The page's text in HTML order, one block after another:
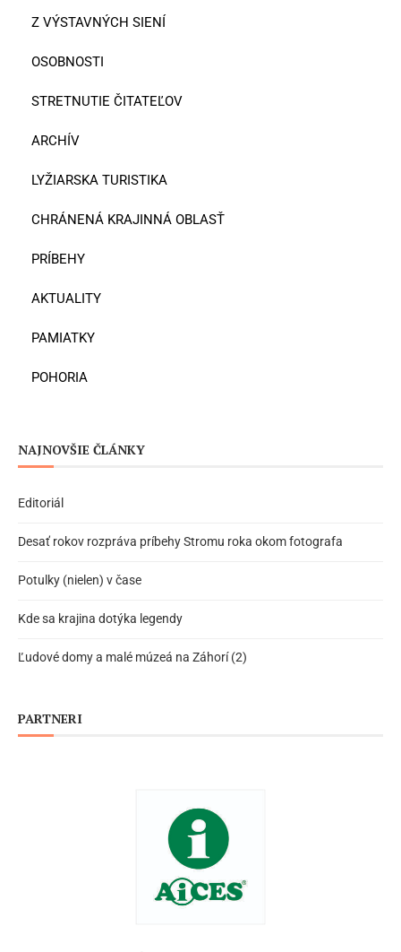
Z VÝSTAVNÝCH SIENÍ
OSOBNOSTI
STRETNUTIE ČITATEĽOV
ARCHÍV
LYŽIARSKA TURISTIKA
CHRÁNENÁ KRAJINNÁ OBLASŤ
PRÍBEHY
AKTUALITY
PAMIATKY
POHORIA
NAJNOVŠIE ČLÁNKY
Editoriál
Desať rokov rozpráva príbehy Stromu roka okom fotografa
Potulky (nielen) v čase
Kde sa krajina dotýka legendy
Ľudové domy a malé múzeá na Záhorí (2)
PARTNERI